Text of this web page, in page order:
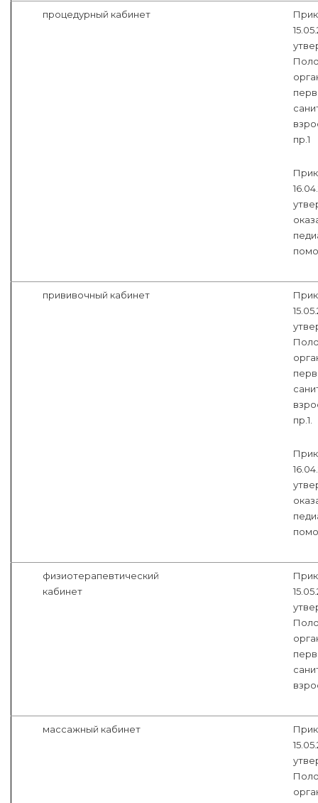
процедурный кабинет
пр.1
прививочный кабинет
пр.1.
физиотерапевтический
кабинет
массажный кабинет